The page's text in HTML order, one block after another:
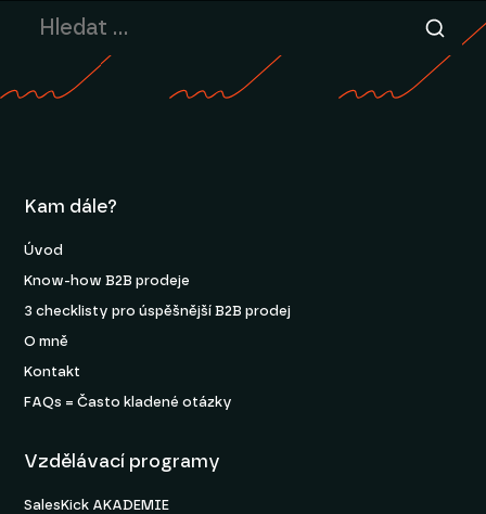
Kam dále?
Úvod
Know-how B2B prodeje
3 checklisty pro úspěšnější B2B prodej
O mně
Kontakt
FAQs = Často kladené otázky
Vzdělávací programy
SalesKick AKADEMIE